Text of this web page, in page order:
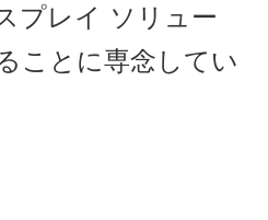
プレイ ソリュー
ことに専念してい